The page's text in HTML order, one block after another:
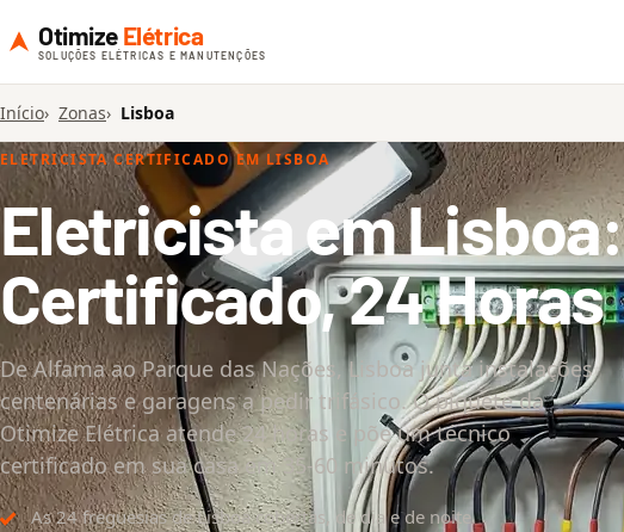
Otimize Elétrica
SOLUÇÕES ELÉTRICAS E MANUTENÇÕES
Início Zonas Lisboa
ELETRICISTA CERTIFICADO EM LISBOA
Eletricista em Lisboa:
Certificado, 24 Horas
De Alfama ao Parque das Nações, Lisboa junta instalações
centenárias e garagens a pedir trifásico. O piquete da
Otimize Elétrica atende 24 horas e põe um técnico
certificado em sua casa em 35-60 minutos.
As 24 freguesias de Lisboa cobertas, de dia e de noite